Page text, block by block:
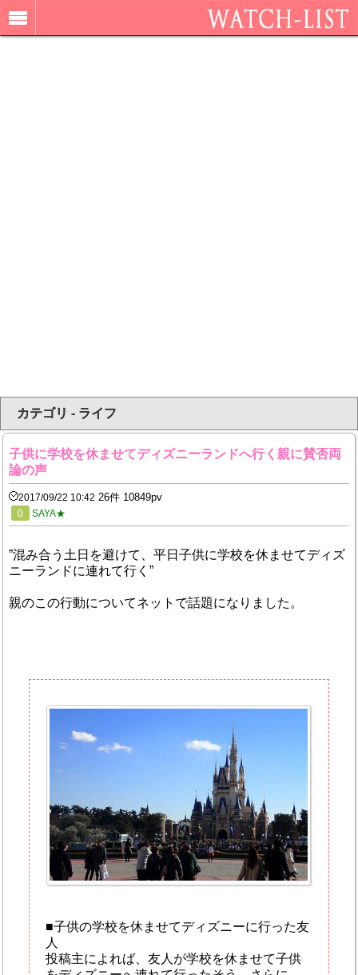
カテゴリ - ライフ
子供に学校を休ませてディズニーランドへ行く親に賛否両
論の声
2017/09/22 10:42 26件 10849pv
0 SAYA★
”混み合う土日を避けて、平日子供に学校を休ませてディズ
ニーランドに連れて行く”
親のこの行動についてネットで話題になりました。
■子供の学校を休ませてディズニーに行った友
人
投稿主によれば、友人が学校を休ませて子供